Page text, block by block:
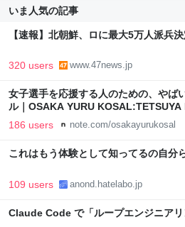
いま人気の記事
【速報】北朝鮮、ロに最大5万人派兵
320 users www.47news.jp
女子選手を応援する人のための、やば
ル｜OSAKA YURU KOSAL:TETSUYA
186 users note.com/osakayurukosal
これはもう体験として知ってるの自分
109 users anond.hatelabo.jp
Claude Code で「ループエンジニア